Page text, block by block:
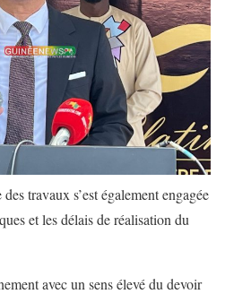
travaux s’est également engagée
et les délais de réalisation du
avec un sens élevé du devoir